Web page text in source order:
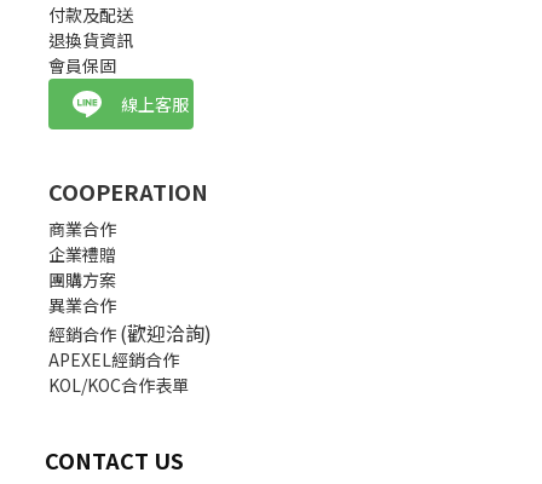
付款及配送
退換貨資訊
會員保固
線上客服
COOPERATION
商業合作
企業禮贈
團購方案
異業合作
經銷合作 (歡迎洽詢)
APEXEL經銷合作
KOL/KOC合作表單
CONTACT US